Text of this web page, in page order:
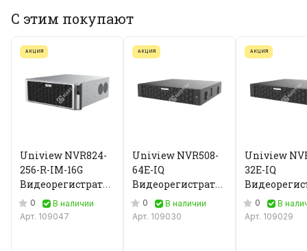
С этим покупают
АКЦИЯ
Uniview NVR824-
256-R-IM-16G
Видеорегистратор
IP 0
В наличии
Арт. 109047
АКЦИЯ
Uniview NVR508-
64E-IQ
Видеорегистратор
IP 0
В наличии
Арт. 109030
АКЦИЯ
Uniview
32E-IQ
IP 0
В
Арт. 109029